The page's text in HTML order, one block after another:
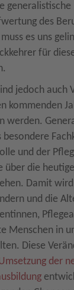
generalistische
des
es uns
für
jedoch auch
kommenden
werden.
und der
über die
Damit
und die
Menschen in
Diese
der